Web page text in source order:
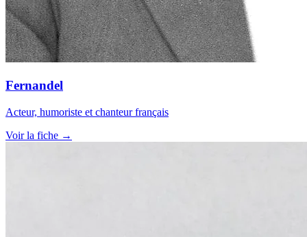
Fernandel
Acteur, humoriste et chanteur français
Voir la fiche →